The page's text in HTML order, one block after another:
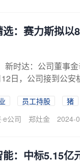
选：赛力斯拟以
新时达：公司董事
日，公司接到公
员工持股
猪
公司
郑灶金 2024-
：中标5.15亿